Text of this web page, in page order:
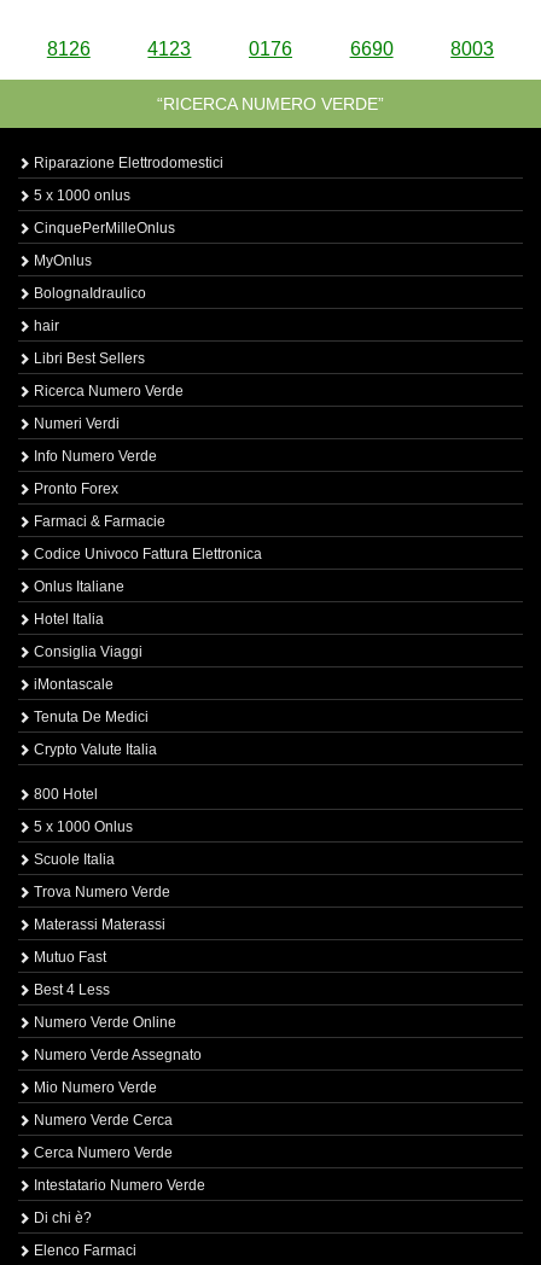
8126 4123 0176 6690 8003
“RICERCA NUMERO VERDE”
Riparazione Elettrodomestici
5 x 1000 onlus
CinquePerMilleOnlus
MyOnlus
BolognaIdraulico
hair
Libri Best Sellers
Ricerca Numero Verde
Numeri Verdi
Info Numero Verde
Pronto Forex
Farmaci & Farmacie
Codice Univoco Fattura Elettronica
Onlus Italiane
Hotel Italia
Consiglia Viaggi
iMontascale
Tenuta De Medici
Crypto Valute Italia
800 Hotel
5 x 1000 Onlus
Scuole Italia
Trova Numero Verde
Materassi Materassi
Mutuo Fast
Best 4 Less
Numero Verde Online
Numero Verde Assegnato
Mio Numero Verde
Numero Verde Cerca
Cerca Numero Verde
Intestatario Numero Verde
Di chi è?
Elenco Farmaci